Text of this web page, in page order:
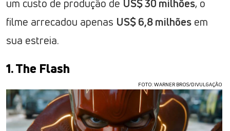
um custo de produção de US$ 30 milhões, o
filme arrecadou apenas US$ 6,8 milhões em
sua estreia.
1. The Flash
FOTO: WARNER BROS/DIVULGAÇÃO